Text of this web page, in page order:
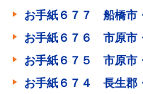
お手紙６７７ 船橋市
お手紙６７６ 市原市
お手紙６７５ 市原市
お手紙６７４ 長生郡